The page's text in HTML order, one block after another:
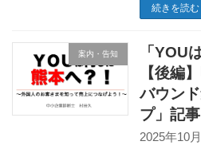
続きを読む
案内・告知
「YOU
【後編
バウン
プ」記
2025年10